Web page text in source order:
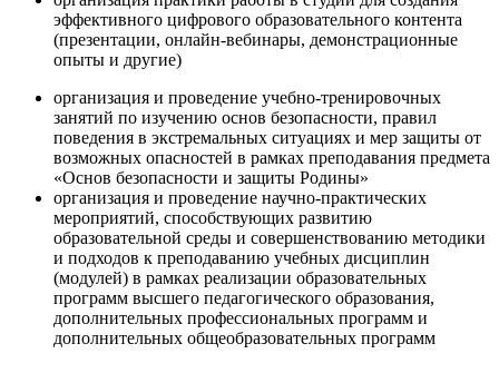
эффективного цифрового образовательного контента
(презентации, онлайн-вебинары, демонстрационные
опыты и другие)
организация и проведение учебно-тренировочных
занятий по изучению основ безопасности, правил
поведения в экстремальных ситуациях и мер защиты от
возможных опасностей в рамках преподавания предмета
«Основ безопасности и защиты Родины»
организация и проведение научно-практических
мероприятий, способствующих развитию
образовательной среды и совершенствованию методики
и подходов к преподаванию учебных дисциплин
(модулей) в рамках реализации образовательных
программ высшего педагогического образования,
дополнительных профессиональных программ и
дополнительных общеобразовательных программ